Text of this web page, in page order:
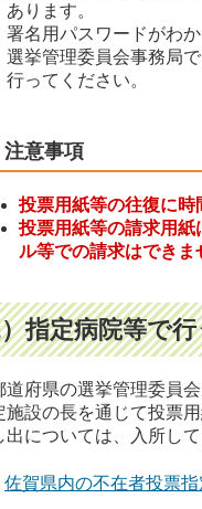
ます。
名用パスワードがわか
管理委員会事務局で
てください。
注意事項
投票用紙等の往復に時
投票用紙等の請求用
ル等での請求はできま
指定病院等で
府県の選挙管理委員会
施設の長を通じて投票
出については、入所し
佐賀県内の不在者投票指